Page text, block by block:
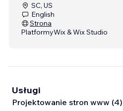
SC, US
English
Strona
PlatformyWix & Wix Studio
Usługi
Projektowanie stron www (4)